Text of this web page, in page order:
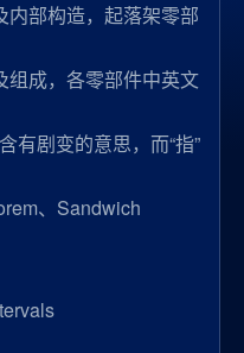
内部构造，起落架零部
组成，各零部件中英文
有剧变的意思，而“指”
、Sandwich